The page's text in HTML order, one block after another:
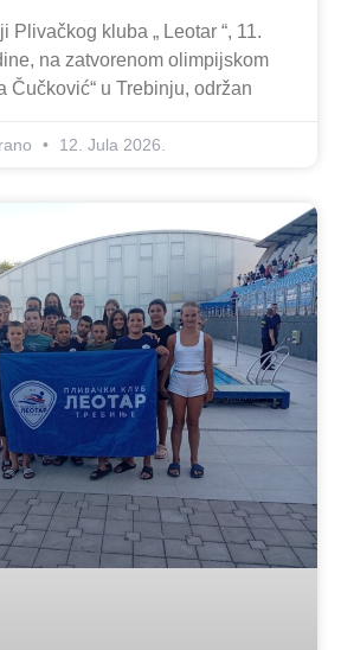
Plivačkog kluba „ Leotar “, 11.
na zatvorenom olimpijskom
Čučković“ u Trebinju, održan
12. Jula 2026.